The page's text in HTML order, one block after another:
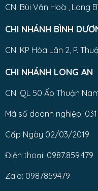
CN: Bùi Văn Hoà , Long
CHI NHÁNH BÌNH
CN: KP Hòa Lân 2, P.
CHI NHÁNH LONG AN
CN: QL 50 Ấp Thuận
Mã số doanh nghiệp:
Cấp Ngày 02/03/2019
Điện thoại: 0987.859.479
Zalo: 0987859479